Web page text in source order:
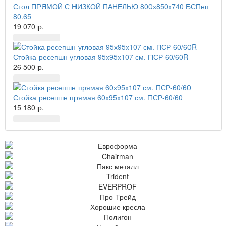
Стол ПРЯМОЙ С НИЗКОЙ ПАНЕЛЬЮ 800х850х740 БСПнп
80.65
19 070 р.
Стойка ресепшн угловая 95х95х107 см. ПСР-60/60R
26 500 р.
Стойка ресепшн прямая 60х95х107 см. ПСР-60/60
15 180 р.